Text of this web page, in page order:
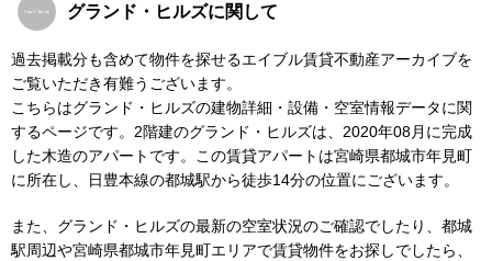
グランド・ヒルズに関して
過去掲載分も含めて物件を探せるエイブル賃貸不動産アーカイブを
ご覧いただき有難うございます。
こちらはグランド・ヒルズの建物詳細・設備・空室情報データに関
するページです。2階建のグランド・ヒルズは、2020年08月に完成
した木造のアパートです。この賃貸アパートは宮崎県都城市年見町
に所在し、日豊本線の都城駅から徒歩14分の位置にございます。
また、グランド・ヒルズの最新の空室状況のご確認でしたり、都城
駅周辺や宮崎県都城市年見町エリアで賃貸物件をお探しでしたら、